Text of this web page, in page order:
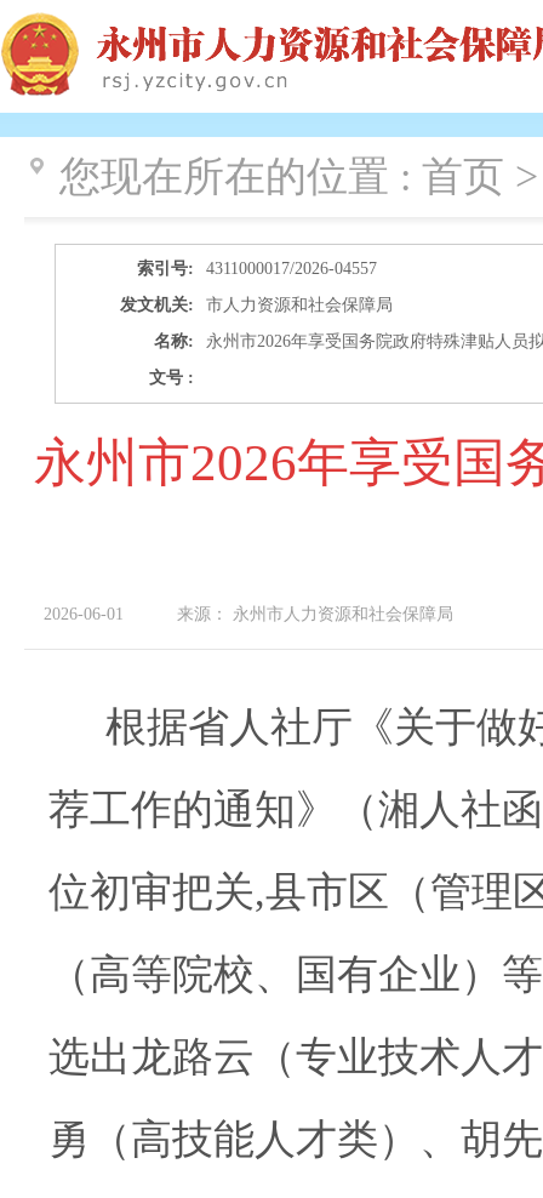
您现在所在的位置 : 首页
索引号:
4311000017/2026-04557
发文机关:
市人力资源和社会保障局
名称:
永州市2026年享受国务院政府特殊津贴人员
文号 :
永州市2026年享受国
2026-06-01 来源： 永州市人力资源和社会保障局
根据省人社厅 《关于
荐工作的通知》（湘人社
位初审把关,县市区（管理
（高等院校、国有企业）等
选出龙路云 （专业技术人
勇
（高技能人才类） 、胡